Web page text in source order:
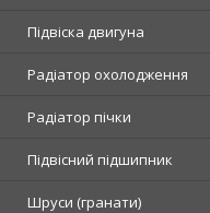
Підвіска двигуна
Радіатор охолодження
Радіатор пічки
Підвісний підшипник
Шруси (гранати)